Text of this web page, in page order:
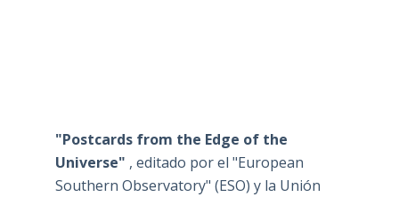
"Postcards from the Edge of the
Universe" , editado por el "European
Southern Observatory" (ESO) y la Unión